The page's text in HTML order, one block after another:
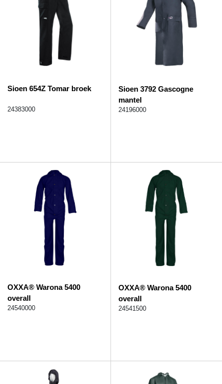
Sioen 654Z Tomar broek
24383000
Sioen 3792 Gascogne
mantel
24196000
OXXA® Warona 5400
overall
24540000
OXXA® Warona 5400
overall
24541500